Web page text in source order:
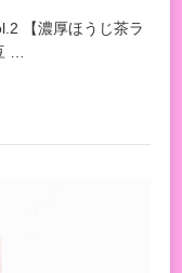
【濃厚ほうじ茶ラ
…